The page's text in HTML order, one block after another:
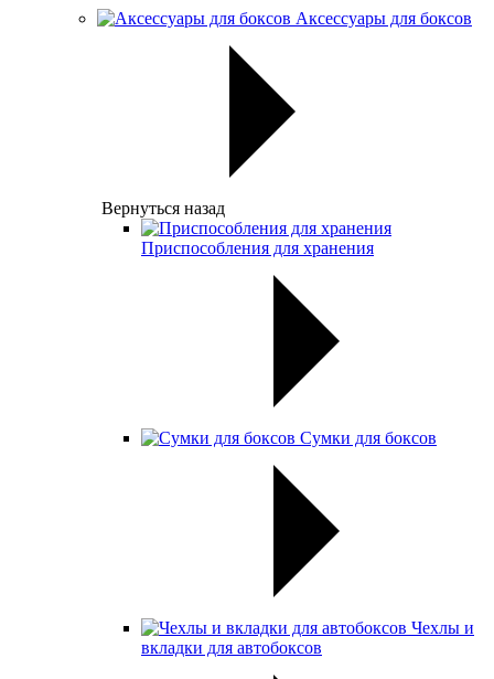
Аксессуары для боксов
Вернуться назад
Приспособления для хранения
Сумки для боксов
Чехлы и
вкладки для автобоксов